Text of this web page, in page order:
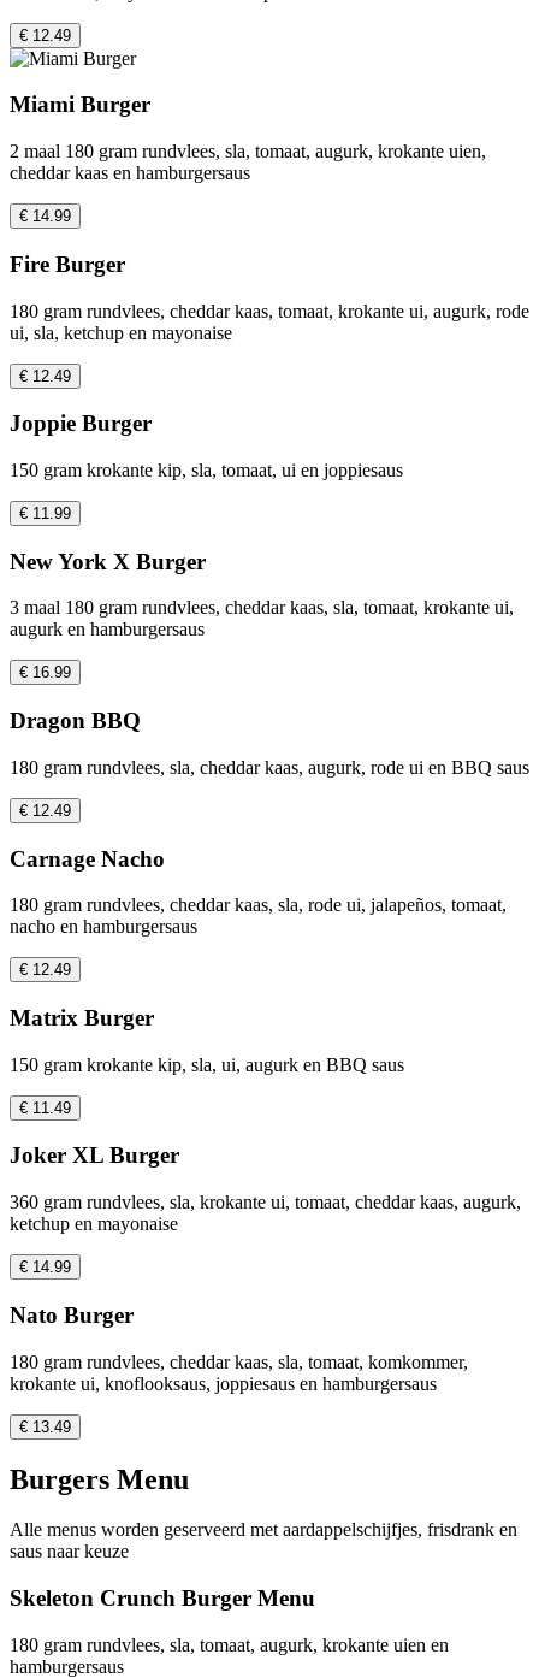
€ 12.49
Miami Burger
2 maal 180 gram rundvlees, sla, tomaat, augurk, krokante uien,
cheddar kaas en hamburgersaus
€ 14.99
Fire Burger
180 gram rundvlees, cheddar kaas, tomaat, krokante ui, augurk, rode
ui, sla, ketchup en mayonaise
€ 12.49
Joppie Burger
150 gram krokante kip, sla, tomaat, ui en joppiesaus
€ 11.99
New York X Burger
3 maal 180 gram rundvlees, cheddar kaas, sla, tomaat, krokante ui,
augurk en hamburgersaus
€ 16.99
Dragon BBQ
180 gram rundvlees, sla, cheddar kaas, augurk, rode ui en BBQ saus
€ 12.49
Carnage Nacho
180 gram rundvlees, cheddar kaas, sla, rode ui, jalapeños, tomaat,
nacho en hamburgersaus
€ 12.49
Matrix Burger
150 gram krokante kip, sla, ui, augurk en BBQ saus
€ 11.49
Joker XL Burger
360 gram rundvlees, sla, krokante ui, tomaat, cheddar kaas, augurk,
ketchup en mayonaise
€ 14.99
Nato Burger
180 gram rundvlees, cheddar kaas, sla, tomaat, komkommer,
krokante ui, knoflooksaus, joppiesaus en hamburgersaus
€ 13.49
Burgers Menu
Alle menus worden geserveerd met aardappelschijfjes, frisdrank en
saus naar keuze
Skeleton Crunch Burger Menu
180 gram rundvlees, sla, tomaat, augurk, krokante uien en
hamburgersaus